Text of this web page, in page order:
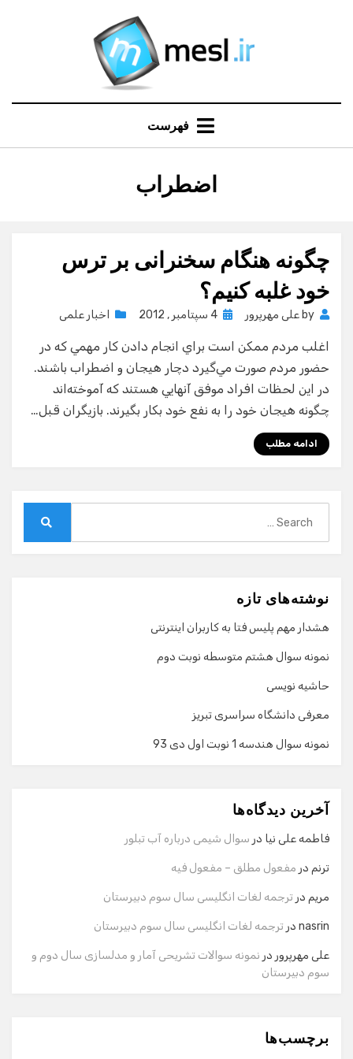
فهرست
برچسب
:
اضطراب
چگونه هنگام سخنرانی بر ترس
خود غلبه کنیم؟
by علی مهرپرور
Posted
4 سپتامبر , 2012 اخبار علمی
اغلب مردم ممكن است براي انجام دادن كار مهمي كه در
حضور مردم صورت مي‌گيرد دچار هيجان و اضطراب باشند.
در اين لحظات افراد موفق آنهايي هستند كه آموخته‌اند
چگونه هيجان خود را به نفع خود بكار بگيرند. بازيگران قبل…
ادامه مطلب
نوشته‌های تازه
هشدار مهم پلیس فتا به کاربران اینترنتی
نمونه سوال هشتم متوسطه نوبت دوم
حاشیه نویسی
معرفی دانشگاه سراسری تبریز
نمونه سوال هندسه 1 نوبت اول دی 93
آخرین دیدگاه‌ها
فاطمه علی نیا در سوال شیمی درباره آب تبلور
ترنم در مفعول مطلق – مفعول فیه
مریم در ترجمه لغات انگلیسی سال سوم دبیرستان
nasrin در ترجمه لغات انگلیسی سال سوم دبیرستان
علی مهرپرور در نمونه سوالات تشریحی آمار و مدلسازی سال دوم و
سوم دبیرستان
برچسب‌ها
گفت‌وگو با دستیار هوشمند
سلام! برای شروع گفت‌وگو لطفاً شماره تماس یا ایمیل خود را
وارد کنید.
ایمیل